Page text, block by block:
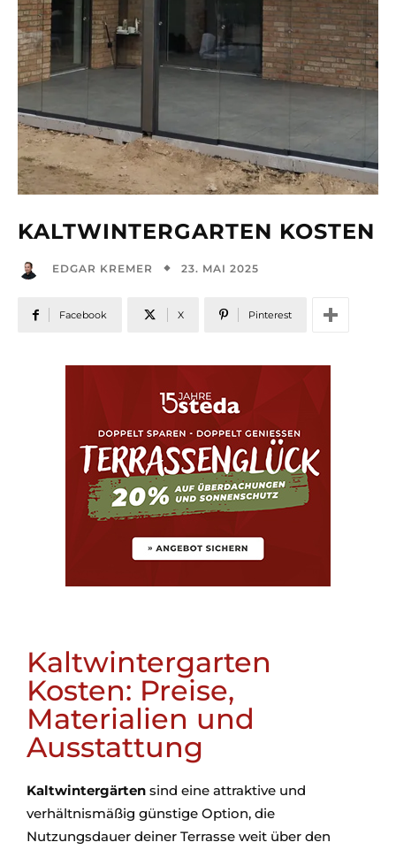
KALTWINTERGARTEN KOSTEN
EDGAR KREMER 23. MAI 2025
Facebook X Pinterest
Kaltwintergarten
Kosten: Preise,
Materialien und
Ausstattung
Kaltwintergärten sind eine attraktive und
verhältnismäßig günstige Option, die
Nutzungsdauer deiner Terrasse weit über den